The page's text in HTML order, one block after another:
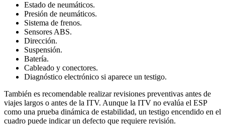
Estado de neumáticos.
Presión de neumáticos.
Sistema de frenos.
Sensores ABS.
Dirección.
Suspensión.
Batería.
Cableado y conectores.
Diagnóstico electrónico si aparece un testigo.
También es recomendable realizar revisiones preventivas antes de
viajes largos o antes de la ITV. Aunque la ITV no evalúa el ESP
como una prueba dinámica de estabilidad, un testigo encendido en el
cuadro puede indicar un defecto que requiere revisión.